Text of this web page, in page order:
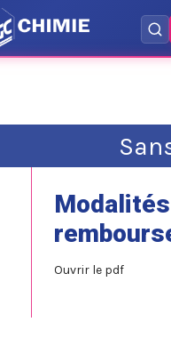
Ouvrir le pdf